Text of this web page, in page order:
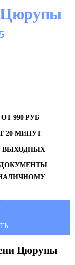
990 РУБ
20 МИНУТ
ВЫХОДНЫХ
Цюрупы